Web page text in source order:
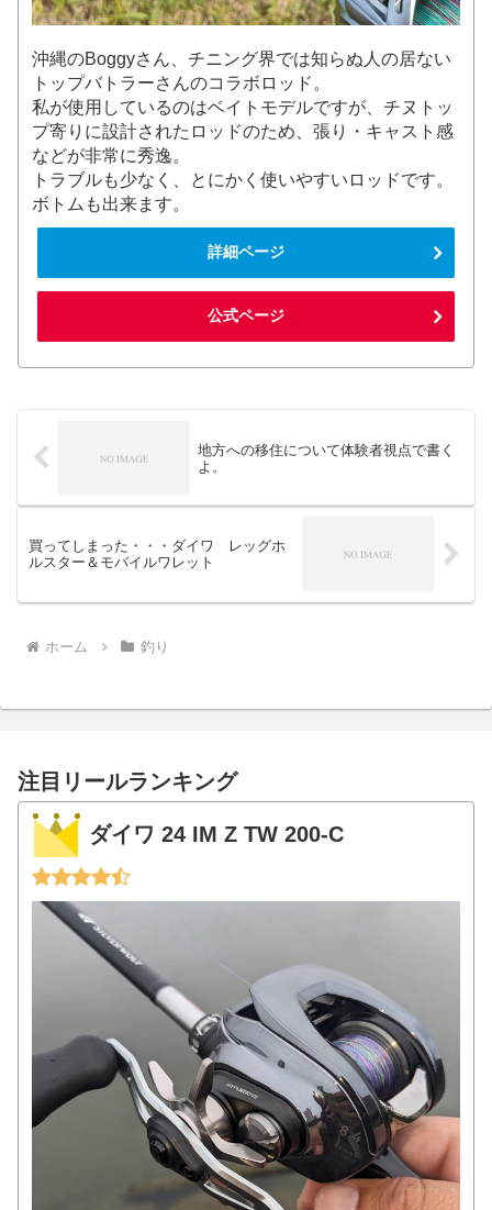
沖縄のBoggyさん、チニング界では知らぬ人の居ない
トップバトラーさんのコラボロッド。
私が使用しているのはベイトモデルですが、チヌトッ
プ寄りに設計されたロッドのため、張り・キャスト感
などが非常に秀逸。
トラブルも少なく、とにかく使いやすいロッドです。
ボトムも出来ます。
詳細ページ
公式ページ
地方への移住について体験者視点で書く
よ。
買ってしまった・・・ダイワ レッグホ
ルスター＆モバイルワレット
ホーム 釣り
注目リールランキング
ダイワ 24 IM Z TW 200-C